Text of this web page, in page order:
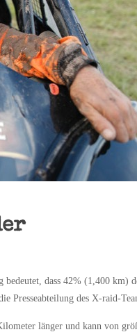
dass 42% (1,400 km)
Presseabteilung des X-raid-
länger und kann von